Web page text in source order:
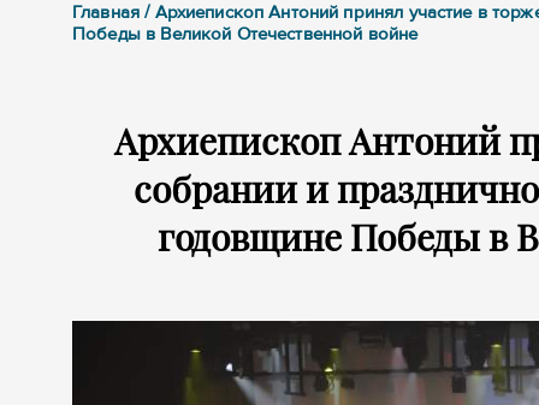
Главная / Архиепископ Антоний принял участие в
Победы в Великой Отечественной войне
Архиепископ Антоний
собрании и
годовщине Победы в